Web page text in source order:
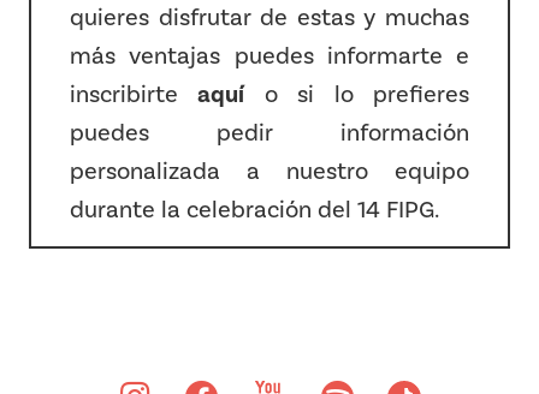
quieres disfrutar de estas y muchas
más ventajas puedes informarte e
inscribirteaquío si lo prefieres
puedes pedir información
personalizada a nuestro equipo
durante la celebración del 14 FIPG.